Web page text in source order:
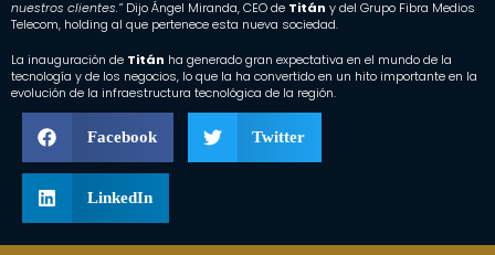
nuestros clientes.”Dijo Ángel Miranda, CEO de Titán y del Grupo Fibra Medios
Telecom, holding al que pertenece esta nueva sociedad.
La inauguración de Titán ha generado gran expectativa en el mundo de la
tecnología y de los negocios, lo que la ha convertido en un hito importante en la
evolución de la infraestructura tecnológica de la región.
Facebook Twitter
LinkedIn